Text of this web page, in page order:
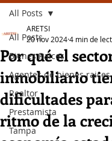
All Posts
Bienes Raices
Agentes de bienes raices
Realtor
Prestamista
Tampa
All Posts
Por qué el
inmobiliario
dificultades
ritmo de la
ARETSI
20 nov 20244 min de